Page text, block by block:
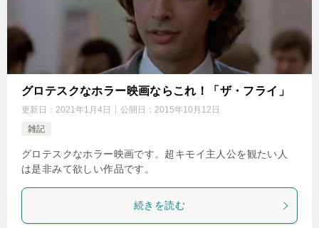
グロテスクなホラー映画ならこれ！「ザ・フライ」
更新日： 2021年1月4日 公開日： 2015年10月12日
雑記
グロテスクなホラー映画です。超キモイ主人公を観たい人
は是非みて欲しい作品です。
続きを読む